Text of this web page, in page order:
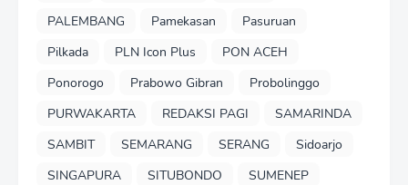
PALEMBANG
Pamekasan
Pasuruan
Pilkada
PLN Icon Plus
PON ACEH
Ponorogo
Prabowo Gibran
Probolinggo
PURWAKARTA
REDAKSI PAGI
SAMARINDA
SAMBIT
SEMARANG SERANG
Sidoarjo
SINGAPURA
SITUBONDO
SUMENEP